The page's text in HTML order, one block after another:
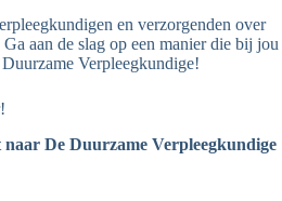
en verzorgenden over
aan de slag op een manier die bij jou
Verpleegkundige!
naar De Duurzame Verpleegkundige